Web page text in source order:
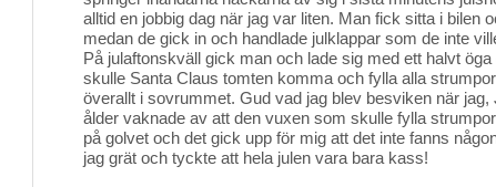
alltid en jobbig dag när jag var liten. Man fick sitta i bilen
medan de gick in och handlade julklappar som de inte
På julaftonskväll gick man och lade sig med ett halvt
skulle Santa Claus tomten komma och fylla alla
överallt i sovrummet. Gud vad jag blev besviken när jag,
ålder vaknade av att den vuxen som skulle fylla
på golvet och det gick upp för mig att det inte fanns
jag grät och tyckte att hela julen vara bara kass!